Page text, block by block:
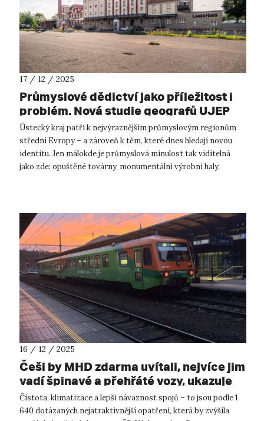
17 / 12 / 2025
Průmyslové dědictví jako příležitost i
problém. Nová studie geografů UJEP
ukazuje, proč se ústecký kraj zatím
nedokáže shodnout na své budoucnosti
Ústecký kraj patří k nejvýraznějším průmyslovým regionům
střední Evropy – a zároveň k těm, které dnes hledají novou
identitu. Jen málokde je průmyslová minulost tak viditelná
jako zde: opuštěné továrny, monumentální výrobní haly,
16 / 12 / 2025
Češi by MHD zdarma uvítali, nejvíce jim
vadí špinavé a přehřáté vozy, ukazuje
nový průzkum
Čistota, klimatizace a lepší návaznost spojů – to jsou podle 1
640 dotázaných nejatraktivnější opatření, která by zvýšila